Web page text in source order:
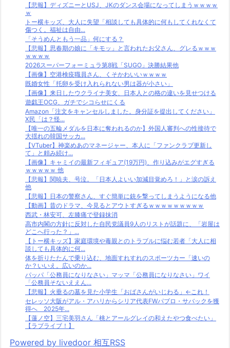
【悲報】ディズニーとUSJ、JKのダンス会場になってしまうｗｗｗｗ
ｗ
トー横キッズ、大人に失望「相談しても具体的に何もしてくれなくて
傷つく。福祉は自由...
「そうめんともう一品」何にする？
【悲報】思春期の娘に「キモッ」と言われたお父さん、グレるｗｗｗ
ｗｗｗｗ
2026スーパーフォーミュラ第8戦「SUGO」決勝結果他
【画像】空港検疫職員さん、くそかわいいｗｗｗｗ
既婚女性「托卵を受け入れられない男は器が小さい」
【画像】来日したウクライナ美女、日本人との格の違いを見せつける
遊戯王OCG、ガチでシコらせにくる
Amazon「注文をキャンセルしました。身分証を提出してください」
X民「は？怪...
【唯一の五輪メダルを日本に奪われるのか】外国人審判への性接待で
大揺れの韓国サッカ...
【VTuber】神楽めあのマネージャー、本人に「ファンクラブ更新し
て」と頼み続け...
【画像】キャミイの最新フィギュア(19万円)、作り込みがエグすぎる
ｗｗｗｗｗ 他
【悲報】関暁夫、号泣。「日本人よいい加減目覚めろ！」と涙の訴え
他
【悲報】日本の警察さん、すぐ簡単に銃を撃ってしまうようになる他
【動画】昔のドラマ、今見るとアウトすぎるｗｗｗｗｗｗｗｗｗ
西武・林安可、左膝痛で登録抹消
高市内閣の方針に反対した自民党議員9人のリストが話題に、「岩屋は
どこへ行った？」...
【トー横キッズ】家庭環境や毒親とのトラブルに悩む若者「大人に相
談しても具体的に何...
体を折りたたんで乗り込む、地面すれすれのスポーツカー「速いの
か？いいえ。広いのか...
パッパ「公務員になりなさい」マッマ「公務員になりなさい」ワイ
「公務員そないええん...
【悲報】火垂るの墓を見た小学生「おばさんがいじわる」←これ！
セレッソ大阪がアル・アハリからシリア代表FWパブロ・サバックを獲
得へ 2025年...
【蓮ノ空】三宅美羽さん「桃とアールグレイの和えたやつ食べたい」
【ラブライブ！】
Powered by livedoor 相互RSS